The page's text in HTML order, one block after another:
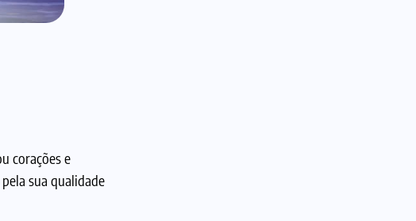
corações e
sua qualidade